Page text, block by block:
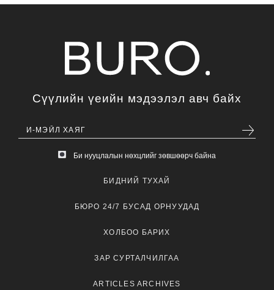
Сүүлийн үеийн мэдээлэл авч байх
Би нууцлалын нөхцлийг зөвшөөрч байна
БИДНИЙ ТУХАЙ
БЮРО 24/7 БУСАД ОРНУУДАД
ХОЛБОО БАРИХ
ЗАР СУРТАЛЧИЛГАА
ARTICLES ARCHIVES